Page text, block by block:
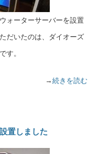
ォーターサーバーを設置
だいたのは、ダイオーズ
す。
→続きを読む
置しました